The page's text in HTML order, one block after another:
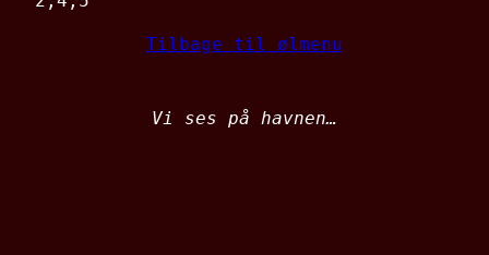
Tilbage til ølmenu
Vi ses på havnen…